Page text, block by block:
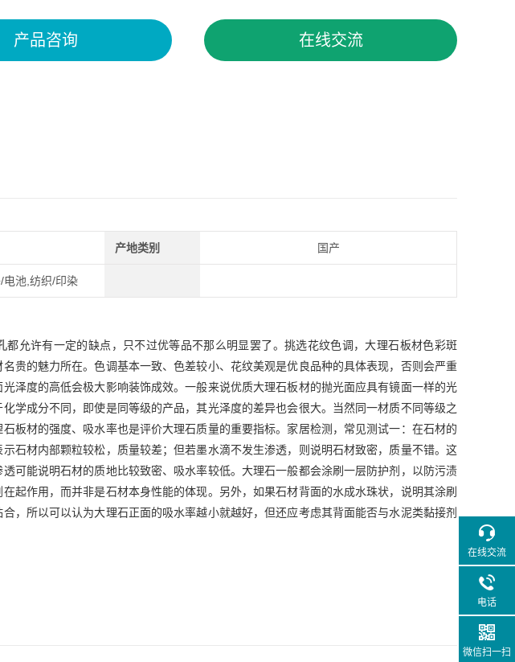
产品咨询 在线交流
产地类别 国产
电池,纺织/印染
都允许有一定的缺点，只不过优等品不那么明显罢了。挑选花纹色调，大理石板材色彩斑
贵的魅力所在。色调基本一致、色差较小、花纹美观是优良品种的具体表现，否则会严重
泽度的高低会极大影响装饰成效。一般来说优质大理石板材的抛光面应具有镜面一样的光
学成分不同，即使是同等级的产品，其光泽度的差异也会很大。当然同一材质不同等级之
板材的强度、吸水率也是评价大理石质量的重要指标。家居检测，常见测试一：在石材的
石材内部颗粒较松，质量较差；但若墨水滴不发生渗透，则说明石材致密，质量不错。这
可能说明石材的质地比较致密、吸水率较低。大理石一般都会涂刷一层防护剂，以防污渍
起作用，而并非是石材本身性能的体现。另外，如果石材背面的水成水珠状，说明其涂刷
，所以可以认为大理石正面的吸水率越小就越好，但还应考虑其背面能否与水泥类黏接剂
在线交流
电话
微信扫一扫